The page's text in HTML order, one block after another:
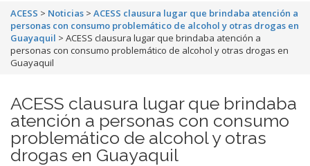
ACESS > Noticias > ACESS clausura lugar que brindaba atención a
personas con consumo problemático de alcohol y otras drogas en
Guayaquil > ACESS clausura lugar que brindaba atención a
personas con consumo problemático de alcohol y otras drogas en
Guayaquil
ACESS clausura lugar que brindaba
atención a personas con consumo
problemático de alcohol y otras
drogas en Guayaquil